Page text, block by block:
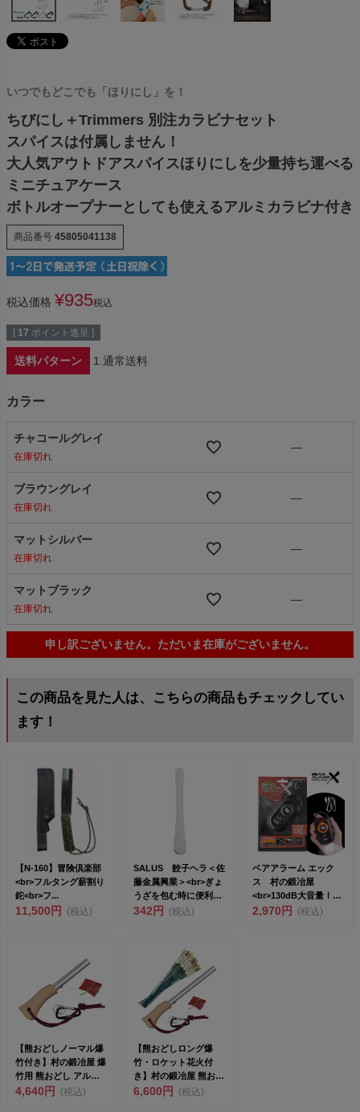
いつでもどこでも「ほりにし」を！
ちびにし＋Trimmers 別注カラビナセット
スパイスは付属しません！
大人気アウトドアスパイスほりにしを少量持ち運べる
ミニチュアケース
ボトルオープナーとしても使えるアルミカラビナ付き
商品番号 45805041138
税込価格 ¥935税込
[ 17 ポイント進呈 ]
送料パターン 1.通常送料
カラー
チャコールグレイ
在庫切れ
—
ブラウングレイ
在庫切れ
—
マットシルバー
在庫切れ
—
マットブラック
在庫切れ
—
申し訳ございません。ただいま在庫がございません。
この商品を見た人は、こちらの商品もチェックしてい
ます！
【N-160】冒険倶楽部
<br>フルタング薪割り
鉈<br>フ...
11,500円 (税込)
SALUS 餃子ヘラ＜佐
藤金属興業＞<br>ぎょ
うざを包む時に便利な
ステ...
342円 (税込)
ベアアラーム エック
ス 村の鍛冶屋
<br>130dB大音量！
USB-C...
2,970円 (税込)
【熊おどしノーマル爆
竹付き】村の鍛冶屋 爆
竹用 熊おどし アルミ
木柄 カラビナ 爆...
4,640円 (税込)
【熊おどしロング爆
竹・ロケット花火付
き】村の鍛冶屋 熊おど
しロングパイプ ロケッ
6,600円 (税込)